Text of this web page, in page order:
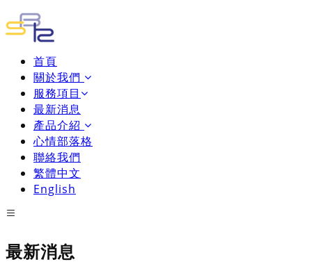
首頁
關於我們
服務項目
最新消息
產品介紹
心情部落格
聯絡我們
繁體中文
English
最新消息